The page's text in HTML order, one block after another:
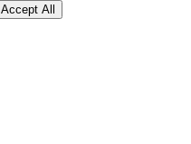
Accept All